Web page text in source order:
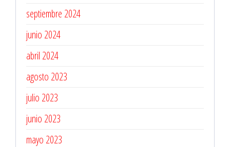
septiembre 2024
junio 2024
abril 2024
agosto 2023
julio 2023
junio 2023
mayo 2023